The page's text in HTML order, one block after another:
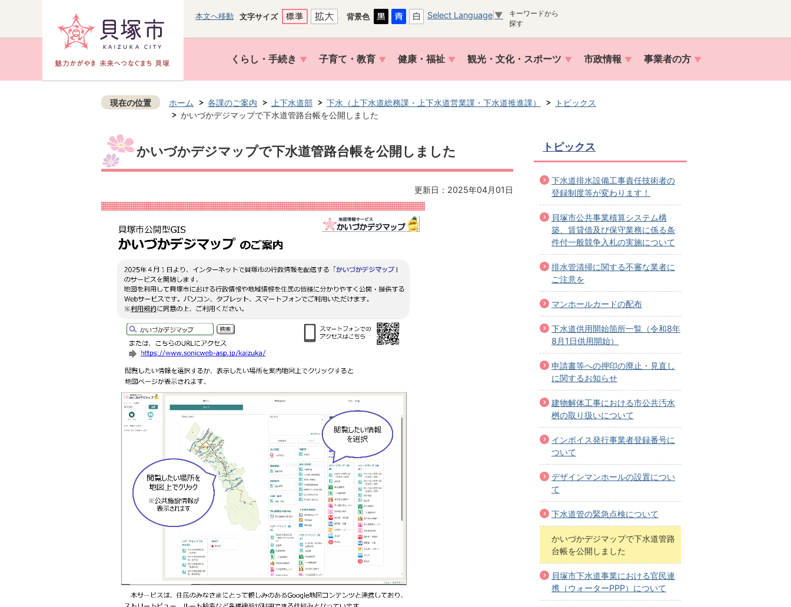
本文へ移動 文字サイズ 背景色 Select Language ▼
キーワードから
探す
くらし・手続き 子育て・教育 健康・福祉 観光・文化・スポーツ 市政情報 事業者の方
現在の位置 ホーム 各課のご案内 上下水道部 下水（上下水道総務課・上下水道営業課・下水道推進課）
トピックス
かいづかデジマップで下水道管路台帳を公開しました
かいづかデジマップで下水道管路台帳を公開しました
更新日：2025年04月01日
トピックス
下水道排水設備工事責任技術者の
登録制度等が変わります！
貝塚市公共事業積算システム構
築、賃貸借及び保守業務に係る条
件付一般競争入札の実施について
排水管清掃に関する不審な業者に
ご注意を
マンホールカードの配布
下水道供用開始箇所一覧（令和8年
8月1日供用開始）
申請書等への押印の廃止・見直し
に関するお知らせ
建物解体工事における市公共汚水
桝の取り扱いについて
インボイス発行事業者登録番号に
ついて
デザインマンホールの設置につい
て
下水道管の緊急点検について
かいづかデジマップで下水道管路
台帳を公開しました
貝塚市下水道事業における官民連
携（ウォーターPPP）について